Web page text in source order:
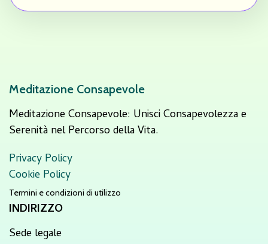
Meditazione Consapevole
Meditazione Consapevole: Unisci Consapevolezza e
Serenità nel Percorso della Vita.
Privacy Policy
Cookie Policy
Termini e condizioni di utilizzo
INDIRIZZO
Sede legale